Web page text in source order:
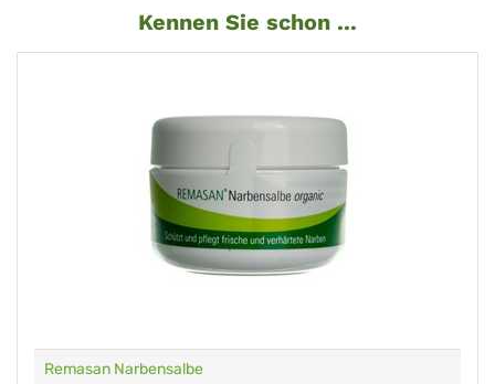
Kennen Sie schon ...
Remasan Narbensalbe